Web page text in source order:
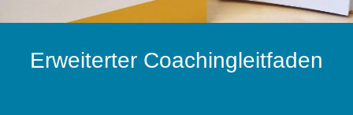
Erweiterter Coachingleitfaden